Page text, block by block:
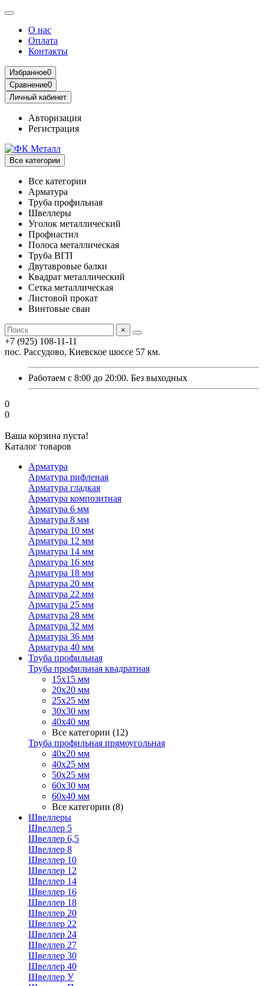
О нас
Оплата
Контакты
Избранное0
Сравнение0
Личный кабинет
Авторизация
Регистрация
Все категории
Все категории
Арматура
Труба профильная
Швеллеры
Уголок металлический
Профнастил
Полоса металлическая
Труба ВГП
Двутавровые балки
Квадрат металлический
Сетка металлическая
Листовой прокат
Винтовые сваи
×
+7 (925) 108-11-11
пос. Рассудово, Киевское шоссе 57 км.
Работаем с 8:00 до 20:00. Без выходных
0
0
Ваша корзина пуста!
Каталог товаров
Арматура
Арматура рифленая
Арматура гладкая
Арматура композитная
Арматура 6 мм
Арматура 8 мм
Арматура 10 мм
Арматура 12 мм
Арматура 14 мм
Арматура 16 мм
Арматура 18 мм
Арматура 20 мм
Арматура 22 мм
Арматура 25 мм
Арматура 28 мм
Арматура 32 мм
Арматура 36 мм
Арматура 40 мм
Труба профильная
Труба профильная квадратная
15х15 мм
20х20 мм
25х25 мм
30х30 мм
40х40 мм
Все категории (12)
Труба профильная прямоугольная
40х20 мм
40х25 мм
50х25 мм
60х30 мм
60х40 мм
Все категории (8)
Швеллеры
Швеллер 5
Швеллер 6,5
Швеллер 8
Швеллер 10
Швеллер 12
Швеллер 14
Швеллер 16
Швеллер 18
Швеллер 20
Швеллер 22
Швеллер 24
Швеллер 27
Швеллер 30
Швеллер 40
Швеллер У